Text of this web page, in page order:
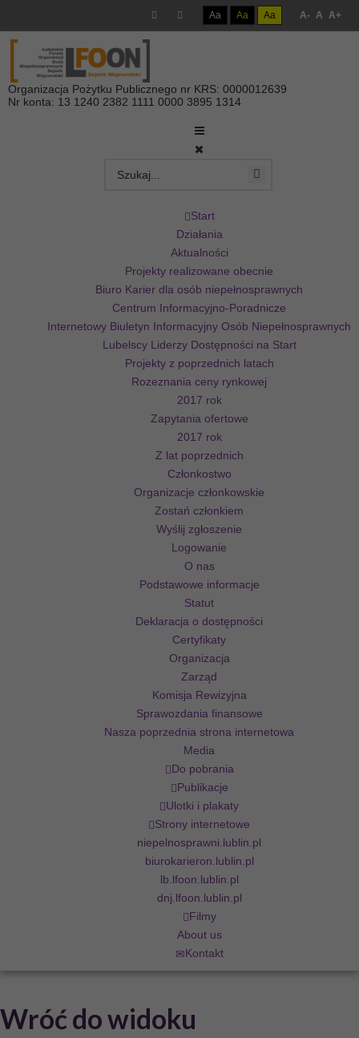
Aa Aa Aa A- A A+
Organizacja Pożytku Publicznego nr KRS: 0000012639
Nr konta: 13 1240 2382 1111 0000 3895 1314
Start
Działania
Aktualności
Projekty realizowane obecnie
Biuro Karier dla osób niepełnosprawnych
Centrum Informacyjno-Poradnicze
Internetowy Biuletyn Informacyjny Osób Niepełnosprawnych
Lubelscy Liderzy Dostępności na Start
Projekty z poprzednich latach
Rozeznania ceny rynkowej
2017 rok
Zapytania ofertowe
2017 rok
Z lat poprzednich
Członkostwo
Organizacje członkowskie
Zostań członkiem
Wyślij zgłoszenie
Logowanie
O nas
Podstawowe informacje
Statut
Deklaracja o dostępności
Certyfikaty
Organizacja
Zarząd
Komisja Rewizyjna
Sprawozdania finansowe
Nasza poprzednia strona internetowa
Media
Do pobrania
Publikacje
Ulotki i plakaty
Strony internetowe
niepelnosprawni.lublin.pl
biurokarieron.lublin.pl
lb.lfoon.lublin.pl
dnj.lfoon.lublin.pl
Filmy
About us
Kontakt
Wróć do widoku